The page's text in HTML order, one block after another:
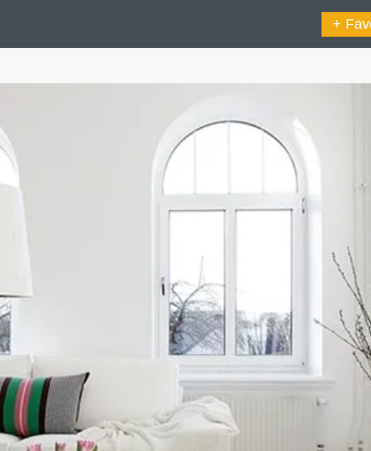
+
Photos Idées Déco En 10 Photos La Semaine Décoration Et
La Décoration Selon Votre Signe Astrologique Les Trouvailles Déco Du
On Décode La Déco